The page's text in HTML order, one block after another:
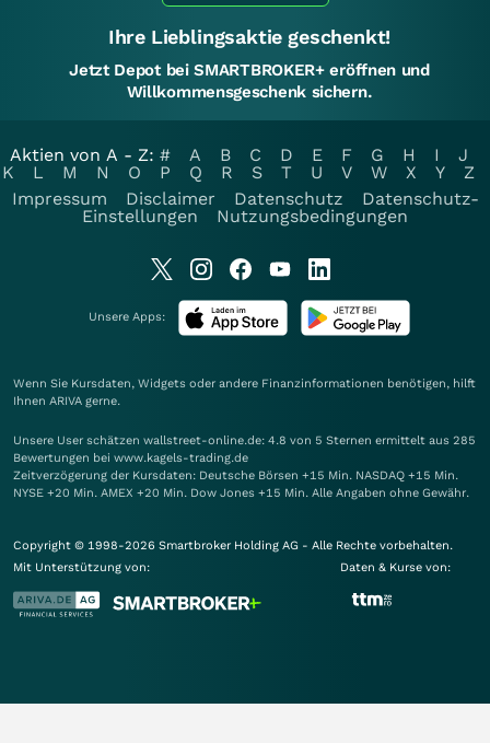
Ihre Lieblingsaktie geschenkt!
Jetzt Depot bei SMARTBROKER+ eröffnen und
Willkommensgeschenk sichern.
Aktien von A - Z: # A B C D E F G H I
J
K
L M N O P Q R S T U V W X Y
Z
Impressum
Disclaimer Datenschutz
Datenschutz-
Einstellungen
Nutzungsbedingungen
Unsere Apps:
Wenn Sie Kursdaten, Widgets oder andere Finanzinformationen benötigen, hilft
Ihnen ARIVA gerne.
Unsere User schätzen wallstreet-online.de: 4.8 von 5 Sternen ermittelt aus 285
Bewertungen bei www.kagels-trading.de
Zeitverzögerung der Kursdaten: Deutsche Börsen +15 Min. NASDAQ +15 Min.
NYSE +20 Min. AMEX +20 Min. Dow Jones +15 Min. Alle Angaben ohne Gewähr.
Copyright © 1998-2026 Smartbroker Holding AG - Alle Rechte vorbehalten.
Mit Unterstützung von:
Daten & Kurse von: